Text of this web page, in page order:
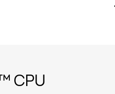
CPU